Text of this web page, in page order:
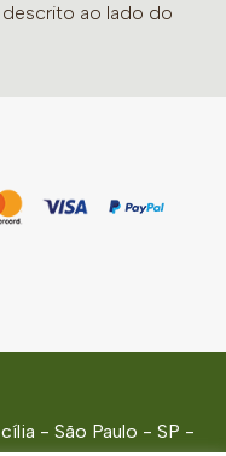
descrito ao lado do
- São Paulo - SP -